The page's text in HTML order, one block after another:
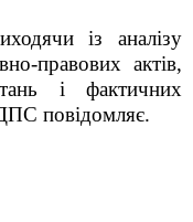
із аналізу
правових актів,
ь і фактичних
повідомляє.